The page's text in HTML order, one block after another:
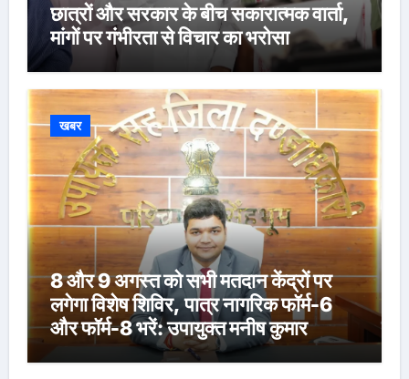
छात्रों और सरकार के बीच सकारात्मक वार्ता,
मांगों पर गंभीरता से विचार का भरोसा
खबर
8 और 9 अगस्त को सभी मतदान केंद्रों पर
लगेगा विशेष शिविर, पात्र नागरिक फॉर्म-6
और फॉर्म-8 भरें: उपायुक्त मनीष कुमार